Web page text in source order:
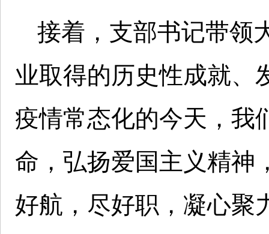
接着，支部书记带领
业取得的历史性成就、
疫情常态化的今天，我
命，弘扬爱国主义精神
好航，尽好职，凝心聚